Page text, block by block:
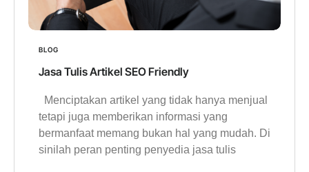
BLOG
Jasa Tulis Artikel SEO Friendly
Menciptakan artikel yang tidak hanya menjual
tetapi juga memberikan informasi yang
bermanfaat memang bukan hal yang mudah. Di
sinilah peran penting penyedia jasa tulis